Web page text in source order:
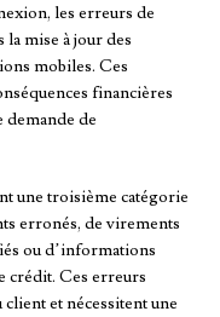
les erreurs de
mise à jour des
mobiles. Ces
financières
de
une troisième catégorie
erronés, de virements
ou d’informations
crédit. Ces erreurs
et nécessitent une